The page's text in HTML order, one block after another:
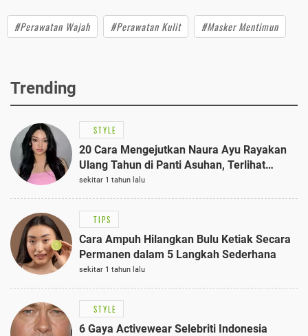
#Perawatan Wajah #Perawatan Kulit #Masker Mentimun
Trending
STYLE
20 Cara Mengejutkan Naura Ayu Rayakan
Ulang Tahun di Panti Asuhan, Terlihat
Anggun dengan Kaftan Cokelat
sekitar 1 tahun lalu
TIPS
Cara Ampuh Hilangkan Bulu Ketiak Secara
Permanen dalam 5 Langkah Sederhana
sekitar 1 tahun lalu
STYLE
6 Gaya Activewear Selebriti Indonesia